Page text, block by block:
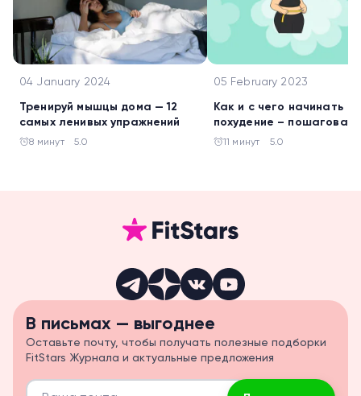
04 January 2024
Тренируй мышцы дома — 12
самых ленивых упражнений
8 минут 5.0
05 February 2023
Как и с чего начинать
похудение – пошаговая
инструкция
11 минут 5.0
В письмах — выгоднее
Оставьте почту, чтобы получать полезные подборки
FitStars Журнала и актуальные предложения